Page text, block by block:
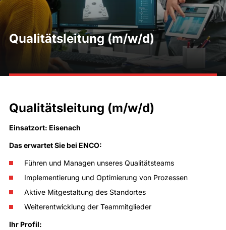
Qualitätsleitung (m/w/d)
Qualitätsleitung (m/w/d)
Einsatzort: Eisenach
Das erwartet Sie bei ENCO:
Führen und Managen unseres Qualitätsteams
Implementierung und Optimierung von Prozessen
Aktive Mitgestaltung des Standortes
Weiterentwicklung der Teammitglieder
Ihr Profil: